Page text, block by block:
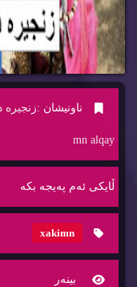
ناونیشان :
mn alqay
ڵایكی ئه‌م په‌یجه‌ بكه‌
xakimn
بینه‌ر